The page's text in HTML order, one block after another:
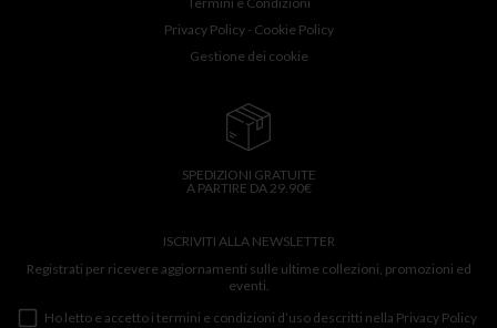
Privacy Policy- Cookie Policy
Gestione dei cookie
SPEDIZIONI GRATUITE
A PARTIRE DA 29.90€
ISCRIVITI ALLA NEWSLETTER
Registrati per ricevere aggiornamenti sulle ultime collezioni, promozioni ed
eventi.
Ho letto e accetto i termini e condizioni d’uso descritti nella Privacy Policy